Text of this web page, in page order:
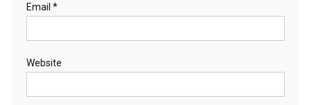
Email *
Website